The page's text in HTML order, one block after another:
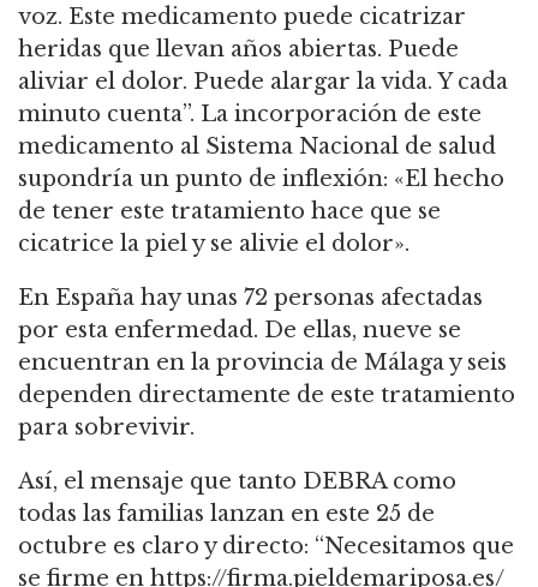
voz. Este medicamento puede cicatrizar
heridas que llevan años abiertas. Puede
aliviar el dolor. Puede alargar la vida. Y cada
minuto cuenta”. La incorporación de este
medicamento al Sistema Nacional de salud
supondría un punto de inflexión: «El hecho
de tener este tratamiento hace que se
cicatrice la piel y se alivie el dolor».
En España hay unas 72 personas afectadas
por esta enfermedad. De ellas, nueve se
encuentran en la provincia de Málaga y seis
dependen directamente de este tratamiento
para sobrevivir.
Así, el mensaje que tanto DEBRA como
todas las familias lanzan en este 25 de
octubre es claro y directo: “Necesitamos que
se firme en https://firma.pieldemariposa.es/